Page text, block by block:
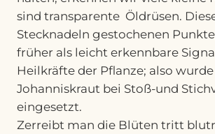
sind transparente Öldrüsen.
Stecknadeln gestochenen
früher als leicht erkennbare
Heilkräfte der Pflanze; also wurde
Johanniskraut bei Stoß-und
eingesetzt.
Zerreibt man die Blüten tritt